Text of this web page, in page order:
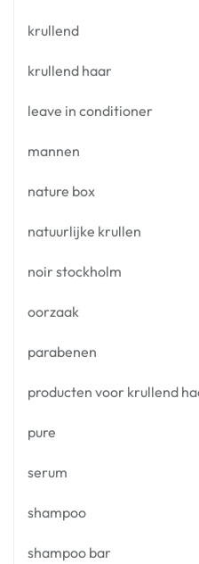
krullend
krullend haar
leave in conditioner
mannen
nature box
natuurlijke krullen
noir stockholm
oorzaak
parabenen
producten voor krullend
pure
serum
shampoo
shampoo bar